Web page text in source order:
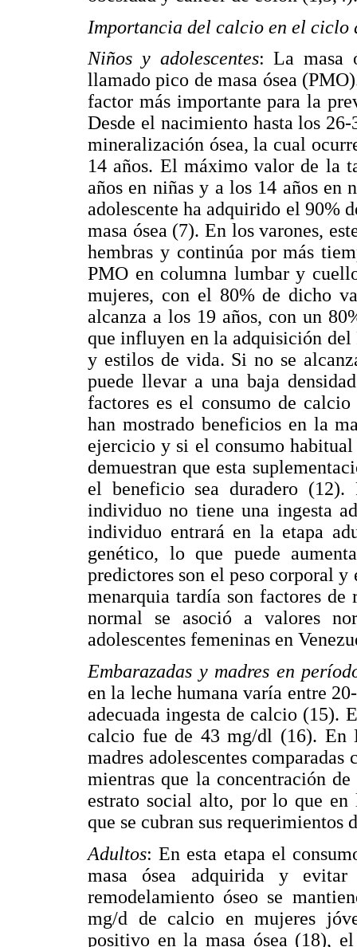
Importancia del calcio en el ciclo
Niños y adolescentes: La masa
llamado pico de masa ósea
factor más importante para la
Desde el nacimiento hasta los
mineralización ósea, la cual
14 años. El máximo valor de la
años en niñas y a los 14 años en
adolescente ha adquirido el 90%
masa ósea (7). En los varones,
hembras y continúa por más
PMO en columna lumbar y
mujeres, con el 80% de dicho
alcanza a los 19 años, con un
que influyen en la adquisición
y estilos de vida. Si no se
puede llevar a una baja
factores es el consumo de
han mostrado beneficios en la
ejercicio y si el consumo
demuestran que esta
el beneficio sea duradero (12).
individuo no tiene una ingesta
individuo entrará en la etapa
genético, lo que puede
predictores son el peso corporal y
menarquia tardía son factores
normal se asoció a valores
adolescentes femeninas en
Embarazadas y madres en
en la leche humana varía entre
adecuada ingesta de calcio (15).
calcio fue de 43 mg/dl (16). En
madres adolescentes
mientras que la concentración
estrato social alto, por lo que en
que se cubran sus
Adultos: En esta etapa el
masa ósea adquirida y
remodelamiento óseo se
mg/d de calcio en mujeres
positivo en la masa ósea (18),